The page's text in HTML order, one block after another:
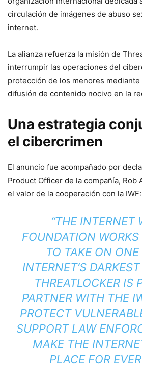
circulación de imágenes de abuso
internet.
La alianza refuerza la misión de
interrumpir las operaciones del
protección de los menores
difusión de contenido nocivo en la
Una estrategia
el cibercrimen
El anuncio fue acompañado por
Product Officer de la compañía, Rob
el valor de la cooperación con la IWF:
“THE INTERNET
FOUNDATION WORKS
TO TAKE ON
INTERNET’S
THREATLOCKER IS
PARTNER WITH THE
PROTECT
SUPPORT LAW
MAKE THE
PLACE FOR